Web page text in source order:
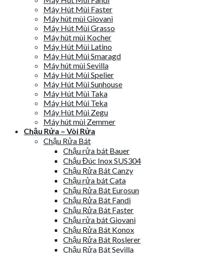
Máy Hút Mùi Faster
Máy hút mùi Giovani
Máy Hút Mùi Grasso
Máy hút mùi Kocher
Máy Hút Mùi Latino
Máy Hút Mùi Smaragd
Máy hút mùi Sevilla
Máy Hút Mùi Spelier
Máy Hút Mùi Sunhouse
Máy Hút Mùi Taka
Máy Hút Mùi Teka
Máy Hút Mùi Zegu
Máy hút mùi Zemmer
Chậu Rửa – Vòi Rửa
Chậu Rửa Bát
Chậu rửa bát Bauer
Chậu Đúc Inox SUS304
Chậu Rửa Bát Canzy
Chậu rửa bát Cata
Chậu Rửa Bát Eurosun
Chậu Rửa Bát Fandi
Chậu Rửa Bát Faster
Chậu rửa bát Giovani
Chậu Rửa Bát Konox
Chậu Rửa Bát Roslerer
Chậu Rửa Bát Sevilla